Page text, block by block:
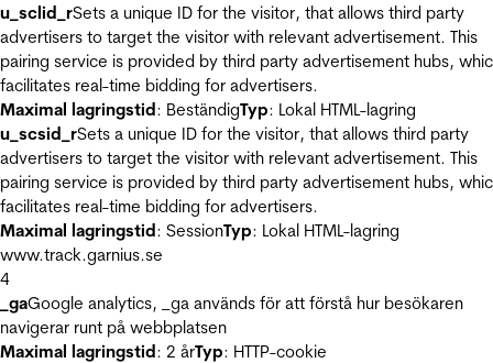
u_sclid_rSets a unique ID for the visitor, that allows third party
advertisers to target the visitor with relevant advertisement. This
pairing service is provided by third party advertisement hubs,
facilitates real-time bidding for advertisers.
Maximal lagringstid: BeständigTyp: Lokal HTML-lagring
u_scsid_rSets a unique ID for the visitor, that allows third party
advertisers to target the visitor with relevant advertisement. This
pairing service is provided by third party advertisement hubs,
facilitates real-time bidding for advertisers.
Maximal lagringstid: SessionTyp: Lokal HTML-lagring
www.track.garnius.se
4
_gaGoogle analytics, _ga används för att förstå hur besökaren
navigerar runt på webbplatsen
Maximal lagringstid: 2 årTyp: HTTP-cookie